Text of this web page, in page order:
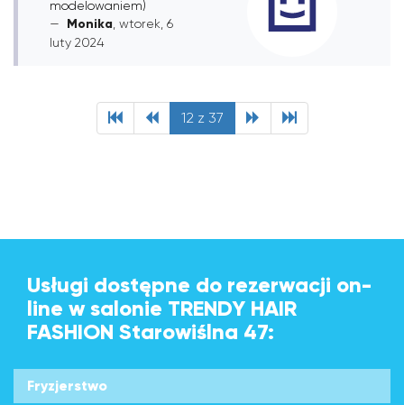
modelowaniem)
Monika , wtorek, 6
luty 2024
12 z 37
Usługi dostępne do rezerwacji on-
line w salonie TRENDY HAIR
FASHION Starowiślna 47:
Fryzjerstwo